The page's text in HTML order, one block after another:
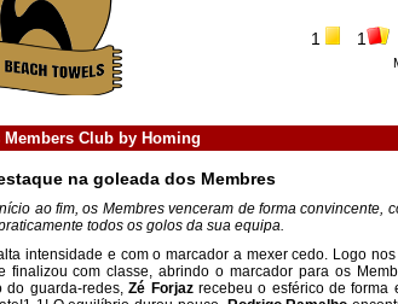
1 1
Members Club by Homing
na goleada dos Membres
ao fim, os Membres venceram de forma convincente,
todos os golos da sua equipa.
intensidade e com o marcador a mexer cedo. Logo
finalizou com classe, abrindo o marcador para os
do guarda-redes,Zé Forjazrecebeu o esférico de forma